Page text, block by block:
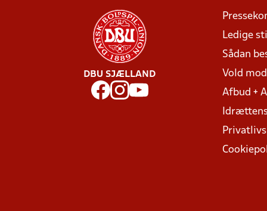
DBU SJÆLLAND
Ledige
Sådan
Vold
Afbud +